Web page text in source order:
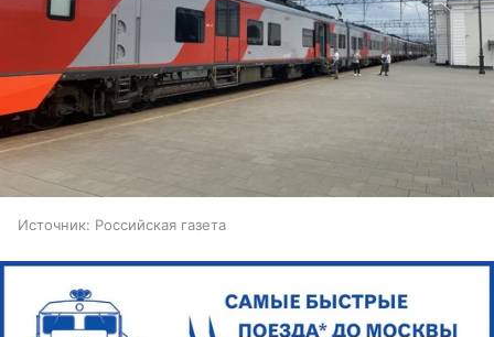
Источник: Российская газета